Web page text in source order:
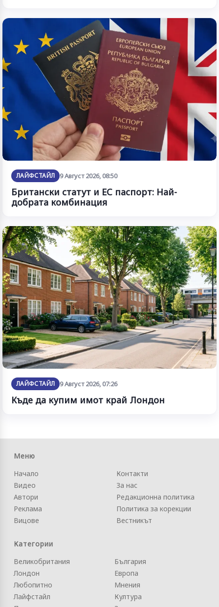
ЛАЙФСТАЙЛ 9 Август 2026, 08:50
Британски статут и ЕС паспорт: Най-
добрата комбинация
ЛАЙФСТАЙЛ 9 Август 2026, 07:26
Къде да купим имот край Лондон
Меню
Начало
Видео
Автори
Реклама
Вицове
Контакти
За нас
Редакционна политика
Политика за корекции
Вестникът
Категории
Великобритания
Лондон
Любопитно
Лайфстайл
България
Европа
Мнения
Култура